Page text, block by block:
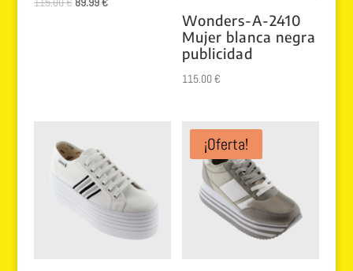
Wonders-A-2410
Mujer blanca negra
publicidad
115.00€
¡Oferta!